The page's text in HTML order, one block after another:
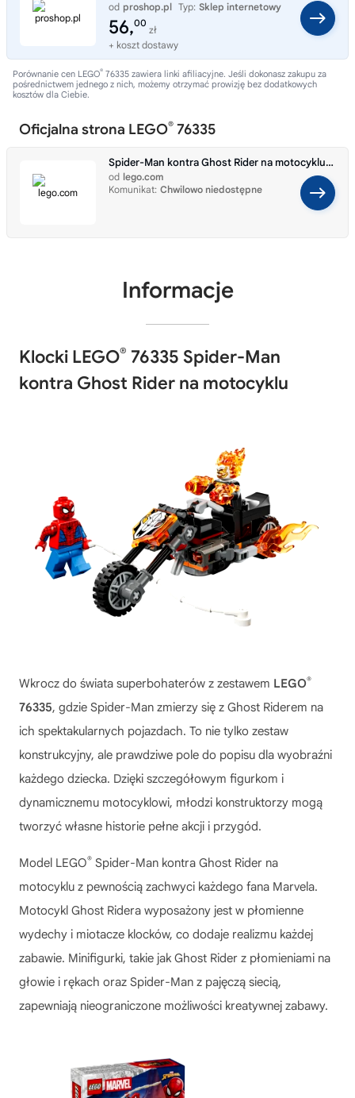
od proshop.pl Typ: Sklep internetowy
56,00
zł
+ koszt dostawy
Porównanie cen LEGO® 76335 zawiera linki afiliacyjne. Jeśli dokonasz zakupu za
pośrednictwem jednego z nich, możemy otrzymać prowizję bez dodatkowych
kosztów dla Ciebie.
Oficjalna strona LEGO® 76335
Spider-Man kontra Ghost Rider na motocyklu 76335
od lego.com
Komunikat: Chwilowo niedostępne
Informacje
Klocki LEGO® 76335 Spider-Man
kontra Ghost Rider na motocyklu
Wkrocz do świata superbohaterów z zestawem LEGO®
76335, gdzie Spider-Man zmierzy się z Ghost Riderem na
ich spektakularnych pojazdach. To nie tylko zestaw
konstrukcyjny, ale prawdziwe pole do popisu dla wyobraźni
każdego dziecka. Dzięki szczegółowym figurkom i
dynamicznemu motocyklowi, młodzi konstruktorzy mogą
tworzyć własne historie pełne akcji i przygód.
Model LEGO® Spider-Man kontra Ghost Rider na
motocyklu z pewnością zachwyci każdego fana Marvela.
Motocykl Ghost Ridera wyposażony jest w płomienne
wydechy i miotacze klocków, co dodaje realizmu każdej
zabawie. Minifigurki, takie jak Ghost Rider z płomieniami na
głowie i rękach oraz Spider-Man z pajęczą siecią,
zapewniają nieograniczone możliwości kreatywnej zabawy.